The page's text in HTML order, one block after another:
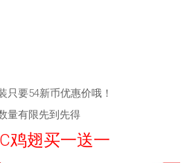
只要54新币优惠价哦！
量有限先到先得
鸡翅买一送一